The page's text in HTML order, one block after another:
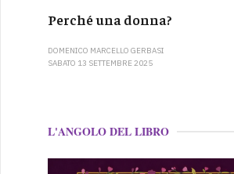
Perché una donna?
DOMENICO MARCELLO GERBASI
SABATO 13 SETTEMBRE 2025
L'ANGOLO DEL LIBRO